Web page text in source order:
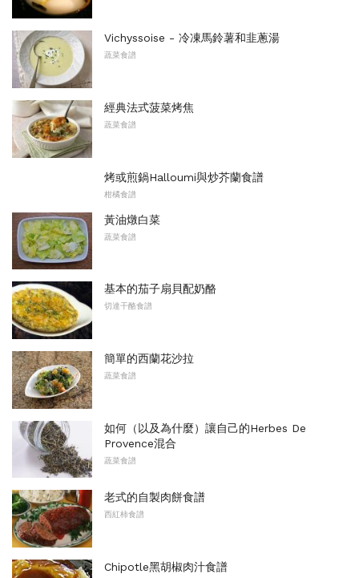
Vichyssoise - 冷凍馬鈴薯和韭蔥湯
蔬菜食譜
經典法式菠菜烤焦
蔬菜食譜
烤或煎鍋Halloumi與炒芥蘭食譜
柑橘食譜
黃油燉白菜
蔬菜食譜
基本的茄子扇貝配奶酪
切達干酪食譜
簡單的西蘭花沙拉
蔬菜食譜
如何（以及為什麼）讓自己的Herbes De
Provence混合
蔬菜食譜
老式的自製肉餅食譜
西紅柿食譜
Chipotle黑胡椒肉汁食譜